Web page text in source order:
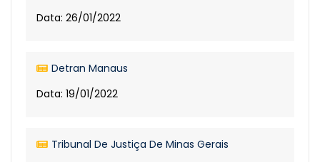
Data: 26/01/2022
Detran Manaus
Data: 19/01/2022
Tribunal De Justiça De Minas Gerais